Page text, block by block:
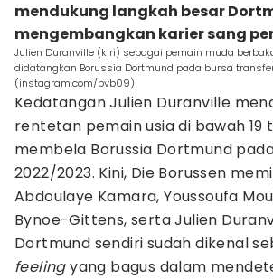
mendukung langkah besar
mengembangkan karier sang
Julien Duranville (kiri) sebagai pemain muda
didatangkan Borussia Dortmund pada bursa
(instagram.com/bvb09)
Kedatangan Julien Duranville
rentetan pemain usia di bawah 19
membela Borussia Dortmund
2022/2023. Kini, Die Borussen
Abdoulaye Kamara, Youssoufa
Bynoe-Gittens, serta Julien
Dortmund sendiri sudah dikenal
feelingyang bagus dalam